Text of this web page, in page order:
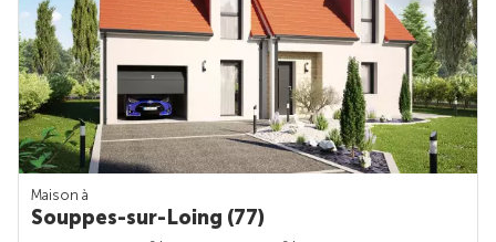
Maison à
Souppes-sur-Loing (77)